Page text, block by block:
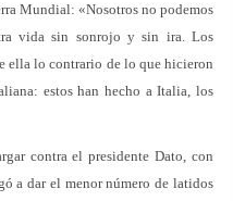
Mundial: «Nosotros no podemos
vida sin sonrojo y sin ira. Los
ella lo contrario de lo que hicieron
estos han hecho a Italia, los
contra el presidente Dato, con
a dar el menor número de latidos